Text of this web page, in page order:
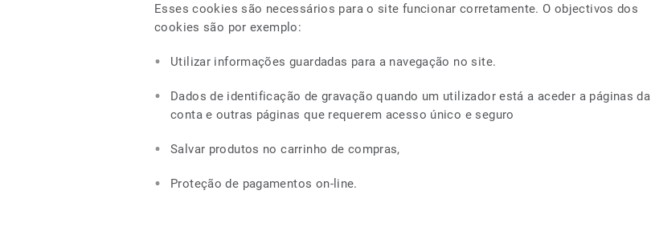
Esses cookies são necessários para o site funcionar corretamente. O objectivos dos
cookies são por exemplo:
Utilizar informações guardadas para a navegação no site.
Dados de identificação de gravação quando um utilizador está a aceder a páginas da
conta e outras páginas que requerem acesso único e seguro
Salvar produtos no carrinho de compras,
Proteção de pagamentos on-line.